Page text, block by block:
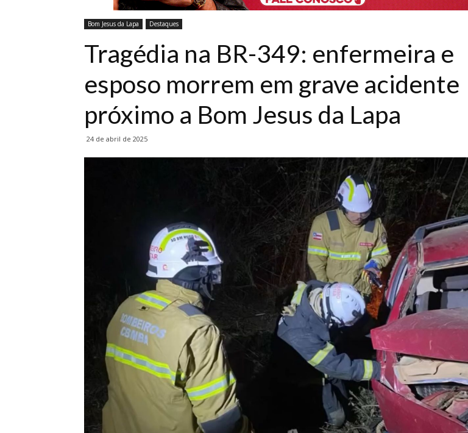
Bom Jesus da Lapa Destaques
Tragédia na BR-349: enfermeira e
esposo morrem em grave acidente
próximo a Bom Jesus da Lapa
24 de abril de 2025